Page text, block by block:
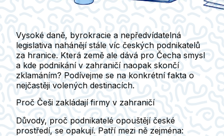
Vysoké daně, byrokracie a nepředvídatelná
legislativa nahánějí stále víc českých podnikatelů
za hranice. Která země ale dává pro Čecha smysl
a kde podnikání v zahraničí naopak skončí
zklamáním? Podívejme se na konkrétní fakta o
nejčastěji volených destinacích.
Proč Češi zakládají firmy v zahraničí
Důvody, proč podnikatelé opouštějí české
prostředí, se opakují. Patří mezi ně zejména: